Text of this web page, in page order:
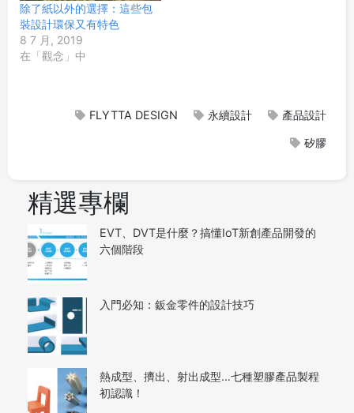
除了紙以外的選擇：這些包
裝設計環保又有特色
8 7 月, 2019
在「觀念」中
FLYTTA DESIGN 永續設計 產品設計
矽膠
精選專欄
EVT、DVT是什麼？搞懂IoT新創產品開發的
六個階段
入門必知：鈑金零件的設計技巧
熱成型、擠出、射出成型…七種塑膠產品製程
初認識！